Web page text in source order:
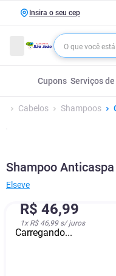
Insira o seu cep
Cupons Serviços de
Cabelos Shampoos
Shampoo
Elseve
R$ 46,99
1x R$ 46,99s/ juros
Carregando...